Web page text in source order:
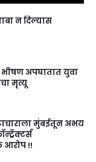
न दिल्यास
भीषण अपघातात युवा
मृत्यू
मुंबईतून अभय
!!